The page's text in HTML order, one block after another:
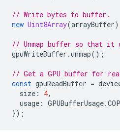
// Write bytes to buffer.
new Uint8Array(arrayBuffer
// Unmap buffer so that it
gpuWriteBuffer .unmap();
// Get a GPU buffer for
const gpuReadBuffer =
size : 4,
usage : GPUBufferUsage.
});